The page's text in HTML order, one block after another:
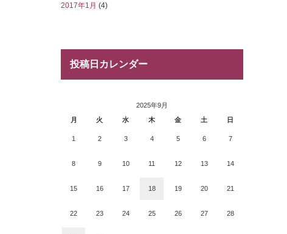
2017年1月 (4)
投稿日カレンダー
2025年9月
月
火 水 木 金 土 日
1 2 3 4 5 6 7
8 9 10 11 12 13 14
15 16 17 18 19 20 21
22 23 24 25 26 27 28